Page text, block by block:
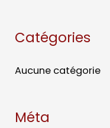
Catégories
Aucune catégorie
Méta